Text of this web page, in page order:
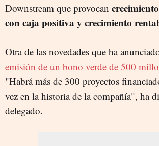
Downstream que provocan
con caja positiva y crecimiento
Otra de las novedades que ha
emisión de un bono verde de 500
"Habrá más de 300 proyectos
vez en la historia de la compañía", ha
delegado.